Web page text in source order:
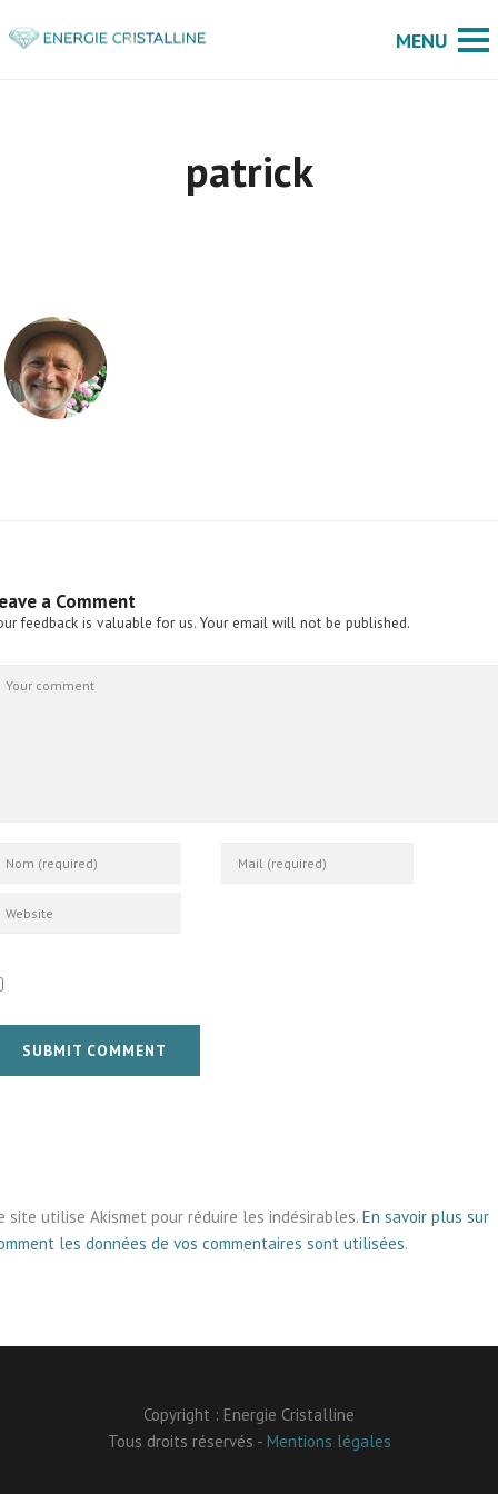
patrick
a Comment
feedback is valuable for us. Your email will not be published.
SUBMIT COMMENT
site utilise Akismet pour réduire les indésirables. En savoir plus sur
les données de vos commentaires sont utilisées.
Copyright : Energie Cristalline
Tous droits réservés - Mentions légales